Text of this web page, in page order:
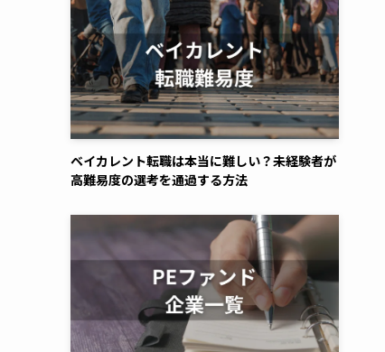
ベイカレント転職は本当に難しい？未経験者が
高難易度の選考を通過する方法